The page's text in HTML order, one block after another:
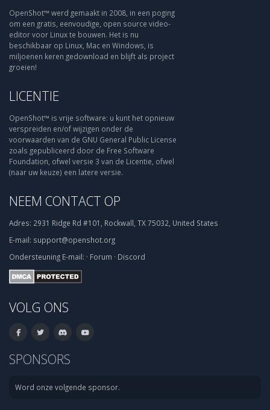
OpenShot™ werd gemaakt in 2008, in een poging
om een gratis, eenvoudige, open source video-
editor voor Linux te bouwen. Het is nu
beschikbaar op Linux, Mac en Windows, is
miljoenen keren gedownload en blijft als project
groeien!
LICENTIE
OpenShot™ is vrije software: u kunt het opnieuw
verspreiden en/of wijzigen onder de
voorwaarden van de GNU General Public License
zoals gepubliceerd door de Free Software
Foundation, ofwel versie 3 van de Licentie, ofwel
(naar uw keuze) een latere versie.
NEEM CONTACT OP
Adres: 2931 Ridge Rd #101, Rockwall, TX 75032, United States
E-mail: support@openshot.org
Ondersteuning E-mail: · Forum · Discord
VOLG ONS
SPONSORS
Word onze volgende sponsor.